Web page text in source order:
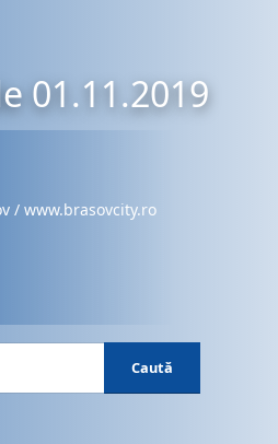
01.11.2019
/ www.brasovcity.ro
Caută